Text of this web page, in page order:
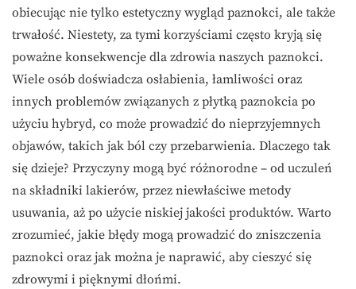
obiecując nie tylko estetyczny wygląd paznokci, ale także
trwałość. Niestety, za tymi korzyściami często kryją się
poważne konsekwencje dla zdrowia naszych paznokci.
Wiele osób doświadcza osłabienia, łamliwości oraz
innych problemów związanych z płytką paznokcia po
użyciu hybryd, co może prowadzić do nieprzyjemnych
objawów, takich jak ból czy przebarwienia. Dlaczego tak
się dzieje? Przyczyny mogą być różnorodne – od uczuleń
na składniki lakierów, przez niewłaściwe metody
usuwania, aż po użycie niskiej jakości produktów. Warto
zrozumieć, jakie błędy mogą prowadzić do zniszczenia
paznokci oraz jak można je naprawić, aby cieszyć się
zdrowymi i pięknymi dłońmi.